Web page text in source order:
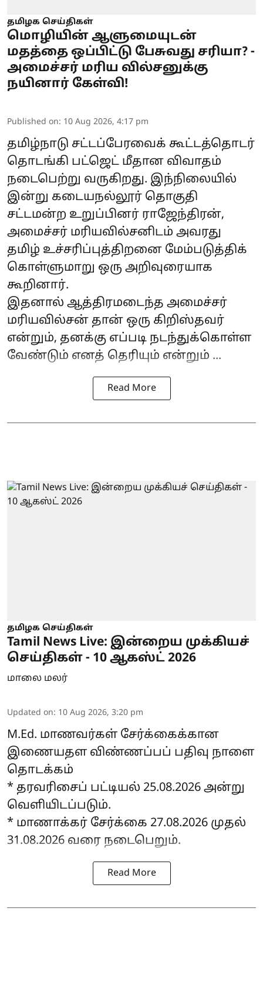
தமிழக செய்திகள்
மொழியின் ஆளுமையுடன்
மதத்தை ஒப்பிட்டு பேசுவது சரியா? -
அமைச்சர் மரிய வில்சனுக்கு
நயினார் கேள்வி!
Published on: 10 Aug 2026, 4:17 pm
தமிழ்நாடு சட்டப்பேரவைக் கூட்டத்தொடர்
தொடங்கி பட்ஜெட் மீதான விவாதம்
நடைபெற்று வருகிறது. இந்நிலையில்
இன்று கடையநல்லூர் தொகுதி
சட்டமன்ற உறுப்பினர் ராஜேந்திரன்,
அமைச்சர் மரியவில்சனிடம் அவரது
தமிழ் உச்சரிப்புத்திறனை மேம்படுத்திக்
கொள்ளுமாறு ஒரு அறிவுரையாக
கூறினார்.
இதனால் ஆத்திரமடைந்த அமைச்சர்
மரியவில்சன் தான் ஒரு கிறிஸ்தவர்
என்றும், தனக்கு எப்படி நடந்துக்கொள்ள
வேண்டும் எனத் தெரியும் என்றும் ...
Read More
தமிழக செய்திகள்
Tamil News Live: இன்றைய முக்கியச்
செய்திகள் - 10 ஆகஸ்ட் 2026
மாலை மலர்
Updated on: 10 Aug 2026, 3:20 pm
M.Ed. மாணவர்கள் சேர்க்கைக்கான
இணையதள விண்ணப்பப் பதிவு நாளை
தொடக்கம்
* தரவரிசைப் பட்டியல் 25.08.2026 அன்று
வெளியிடப்படும்.
* மாணாக்கர் சேர்க்கை 27.08.2026 முதல்
31.08.2026 வரை நடைபெறும்.
Read More